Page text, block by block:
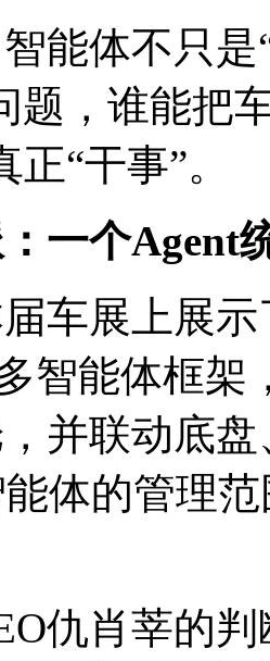
能体不只
题，谁能把
“干事”。
一个Agent
车展上展
智能体框
并联动底
体的管理
仇肖莘的